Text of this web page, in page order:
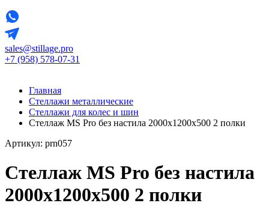
sales@stillage.pro
+7 (958) 578-07-31
Главная
Стеллажи металлические
Стеллажи для колес и шин
Стеллаж MS Pro без настила 2000х1200x500 2 полки
Артикул: prn057
Стеллаж MS Pro без настила
2000х1200x500 2 полки